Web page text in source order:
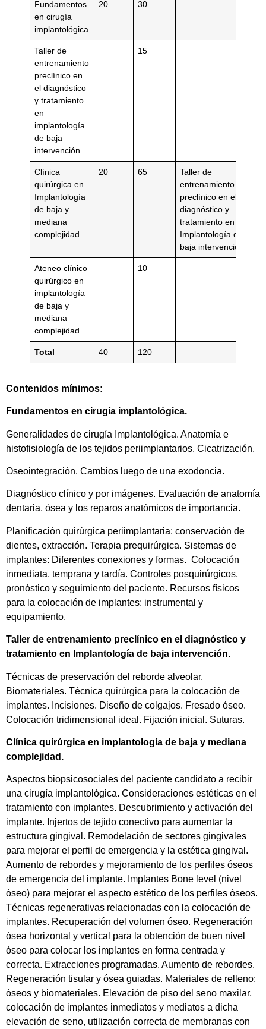
Fundamentos
en cirugía
implantológica
20 30
Taller de
entrenamiento
preclínico en
el diagnóstico
y tratamiento
en
implantología
de baja
intervención
15
Clínica
quirúrgica en
Implantología
de baja y
mediana
complejidad
20 65
Taller de
entrenamiento
preclínico en el
diagnóstico y
tratamiento en
Implantología de
baja intervención
Ateneo clínico
quirúrgico en
implantología
de baja y
mediana
complejidad
10
Total 40 120
Contenidos mínimos:
Fundamentos en cirugía implantológica.
Generalidades de cirugía Implantológica. Anatomía e
histofisiología de los tejidos periimplantarios. Cicatrización.
Oseointegración. Cambios luego de una exodoncia.
Diagnóstico clínico y por imágenes. Evaluación de anatomía
dentaria, ósea y los reparos anatómicos de importancia.
Planificación quirúrgica periimplantaria: conservación de
dientes, extracción. Terapia prequirúrgica. Sistemas de
implantes: Diferentes conexiones y formas. Colocación
inmediata, temprana y tardía. Controles posquirúrgicos,
pronóstico y seguimiento del paciente. Recursos físicos
para la colocación de implantes: instrumental y
equipamiento.
Taller de entrenamiento preclínico en el diagnóstico y
tratamiento en Implantología de baja intervención.
Técnicas de preservación del reborde alveolar.
Biomateriales. Técnica quirúrgica para la colocación de
implantes. Incisiones. Diseño de colgajos. Fresado óseo.
Colocación tridimensional ideal. Fijación inicial. Suturas.
Clínica quirúrgica en implantología de baja y mediana
complejidad.
Aspectos biopsicosociales del paciente candidato a recibir
una cirugía implantológica. Consideraciones estéticas en el
tratamiento con implantes. Descubrimiento y activación del
implante. Injertos de tejido conectivo para aumentar la
estructura gingival. Remodelación de sectores gingivales
para mejorar el perfil de emergencia y la estética gingival.
Aumento de rebordes y mejoramiento de los perfiles óseos
de emergencia del implante. Implantes Bone level (nivel
óseo) para mejorar el aspecto estético de los perfiles óseos.
Técnicas regenerativas relacionadas con la colocación de
implantes. Recuperación del volumen óseo. Regeneración
ósea horizontal y vertical para la obtención de buen nivel
óseo para colocar los implantes en forma centrada y
correcta. Extracciones programadas. Aumento de rebordes.
Regeneración tisular y ósea guiadas. Materiales de relleno:
óseos y biomateriales. Elevación de piso del seno maxilar,
colocación de implantes inmediatos y mediatos a dicha
elevación de seno, utilización correcta de membranas con